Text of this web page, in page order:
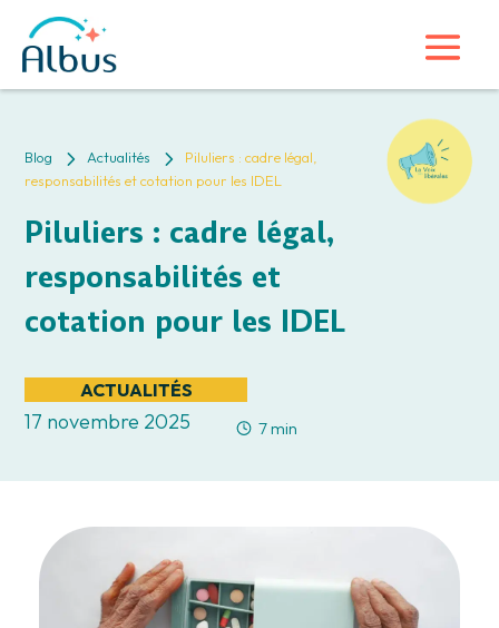
Blog 5 Actualités 5
Piluliers : cadre légal,
responsabilités et cotation pour les IDEL
Piluliers : cadre légal,
responsabilités et
cotation pour les IDEL
ACTUALITÉS
17 novembre 2025 7 min